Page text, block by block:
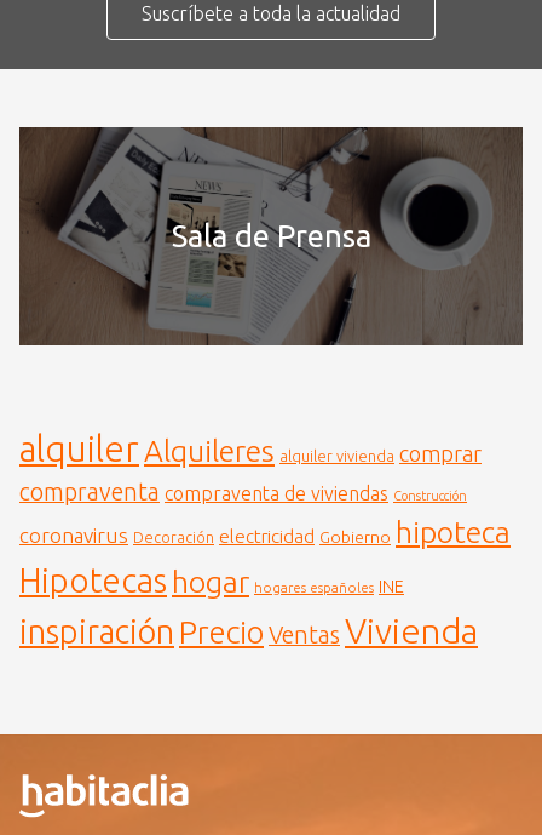
Suscríbete a toda la actualidad
Sala de Prensa
alquilerAlquileres alquiler vivienda comprar
compraventa compraventa de viviendas Construcción
coronavirus Decoración electricidad Gobierno hipoteca
Hipotecas hogar hogares españoles INE
inspiración Precio Ventas Vivienda